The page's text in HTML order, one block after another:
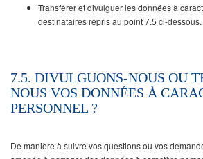
Transférer et divulguer les données à
destinataires repris au point 7.5 ci-dessous.
7.5. DIVULGUONS-NOUS OU
NOUS VOS DONNÉES À
PERSONNEL ?
De manière à suivre vos questions ou vos